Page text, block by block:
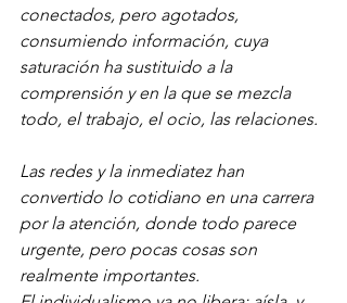
conectados, pero agotados,
consumiendo información, cuya
saturación ha sustituido a la
comprensión y en la que se mezcla
todo, el trabajo, el ocio, las relaciones.
Las redes y la inmediatez han
convertido lo cotidiano en una carrera
por la atención, donde todo parece
urgente, pero pocas cosas son
realmente importantes.